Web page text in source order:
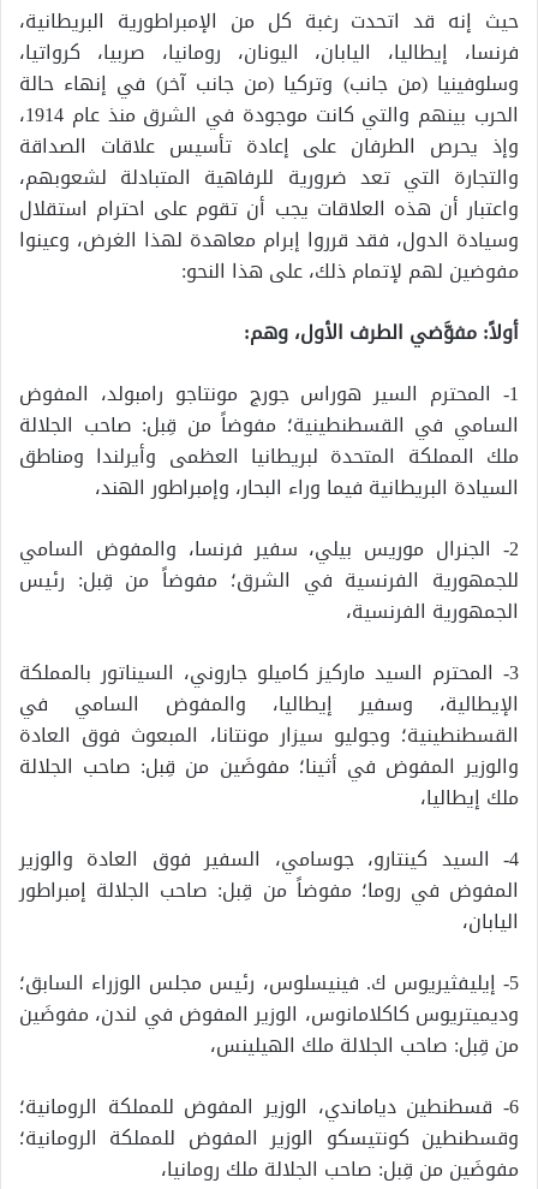
حيث إنه قد اتحدت رغبة كل من الإمبراطورية البريطانية،
فرنسا، إيطاليا، اليابان، اليونان، رومانيا، صربيا، كرواتيا،
وسلوفينيا (من جانب) وتركيا (من جانب آخر) في إنهاء حالة
الحرب بينهم والتي كانت موجودة في الشرق منذ عام 1914،
وإذ يحرص الطرفان على إعادة تأسيس علاقات الصداقة
والتجارة التي تعد ضرورية للرفاهية المتبادلة لشعوبهم،
واعتبار أن هذه العلاقات يجب أن تقوم على احترام استقلال
وسيادة الدول، فقد قرروا إبرام معاهدة لهذا الغرض، وعينوا
مفوضين لهم لإتمام ذلك، على هذا النحو:
أولاً: مفوَّضي الطرف الأول، وهم:
1- المحترم السير هوراس جورج مونتاجو رامبولد، المفوض
السامي في القسطنطينية؛ مفوضاً من قِبل: صاحب الجلالة
ملك المملكة المتحدة لبريطانيا العظمى وأيرلندا ومناطق
السيادة البريطانية فيما وراء البحار، وإمبراطور الهند،
2- الجنرال موريس بيلي، سفير فرنسا، والمفوض السامي
للجمهورية الفرنسية في الشرق؛ مفوضاً من قِبل: رئيس
الجمهورية الفرنسية،
3- المحترم السيد ماركيز كاميلو جاروني، السيناتور بالمملكة
الإيطالية، وسفير إيطاليا، والمفوض السامي في
القسطنطينية؛ وجوليو سيزار مونتانا، المبعوث فوق العادة
والوزير المفوض في أثينا؛ مفوضَين من قِبل: صاحب الجلالة
ملك إيطاليا،
4- السيد كينتارو، جوسامي، السفير فوق العادة والوزير
المفوض في روما؛ مفوضاً من قِبل: صاحب الجلالة إمبراطور
اليابان،
5- إيليفثيريوس ك. فينيسلوس، رئيس مجلس الوزراء السابق؛
وديميتريوس كاكلامانوس، الوزير المفوض في لندن، مفوضَين
من قِبل: صاحب الجلالة ملك الهيلينس،
6- قسطنطين دياماندي، الوزير المفوض للمملكة الرومانية؛
وقسطنطين كونتيسكو الوزير المفوض للمملكة الرومانية؛
مفوضَين من قِبل: صاحب الجلالة ملك رومانيا،